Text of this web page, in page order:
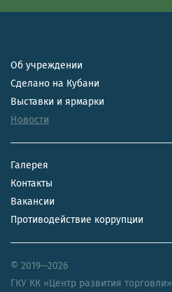
Об учреждении
Сделано на Кубани
Выставки и ярмарки
Новости
Галерея
Контакты
Вакансии
Противодействие коррупции
© 2019—2026
ГКУ КК «Центр развития торговли»